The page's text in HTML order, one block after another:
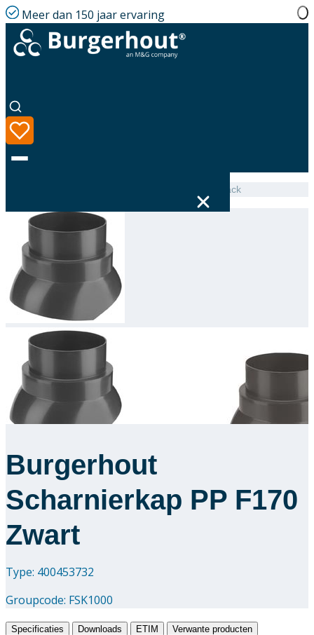
Meer dan 150 jaar ervaring
Taal
Assortiment
Oplossingen
Downloads
Academy
Over ons
Contact
Adjustable collar PP F170 Black
Burgerhout
Scharnierkap PP F170
Zwart
Type: 400453732
Groupcode: FSK1000
Specificaties Downloads ETIM Verwante producten